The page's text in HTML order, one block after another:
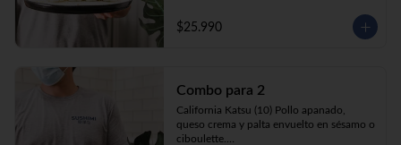
cebollín, envuelto en ciboulette o sesamo.
Tempura ebi avocado (10) Camarón
queso crema y palta envuelto en sésamo o
ciboulette.
Gyosas a elección (5u) + Bebida 1.5lt a
elección
$25.990
Combo para 2
California Katsu (10) Pollo apanado,
queso crema y palta envuelto en sésamo o
ciboulette.